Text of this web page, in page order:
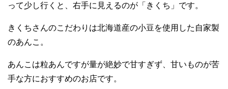
って少し行くと、右手に見えるのが「きくち」です。
きくちさんのこだわりは北海道産の小豆を使用した自家製
のあんこ。
あんこは粒あんですが量が絶妙で甘すぎず、甘いものが苦
手な方におすすめのお店です。